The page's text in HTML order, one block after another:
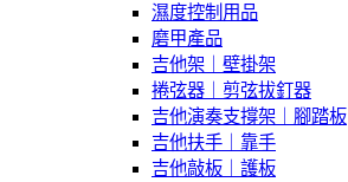
濕度控制用品
磨甲產品
吉他架｜壁掛架
捲弦器｜剪弦拔釘器
吉他演奏支撐架｜腳踏板
吉他扶手｜靠手
吉他敲板｜護板